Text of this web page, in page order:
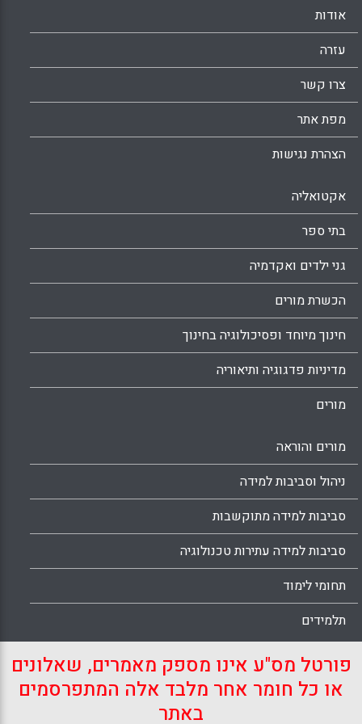
ונעשה קשה בכיתות הגבוהות.
WhatsApp
Facebook
Email
X
אודות
עזרה
צרו קשר
מפת אתר
הצהרת נגישות
אקטואליה
בתי ספר
גני ילדים ואקדמיה
הכשרת מורים
חינוך מיוחד ופסיכולוגיה בחינוך
מדיניות פדגוגיה ותיאוריה
מורים
מורים והוראה
ניהול וסביבות למידה
סביבות למידה מתוקשבות
סביבות למידה עתירות טכנולוגיה
תחומי לימוד
תלמידים
פורטל מס"ע אינו מספק מאמרים, שאלונים
או כל חומר אחר מלבד אלה המתפרסמים
באתר